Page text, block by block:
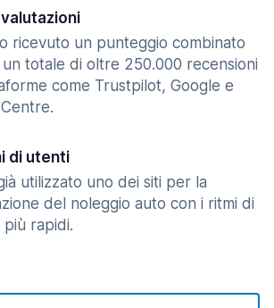
ricevuto un punteggio combinato
totale di oltre 250.000 recensioni
come Trustpilot, Google e
di utenti
utilizzato uno dei siti per la
del noleggio auto con i ritmi di
rapidi.